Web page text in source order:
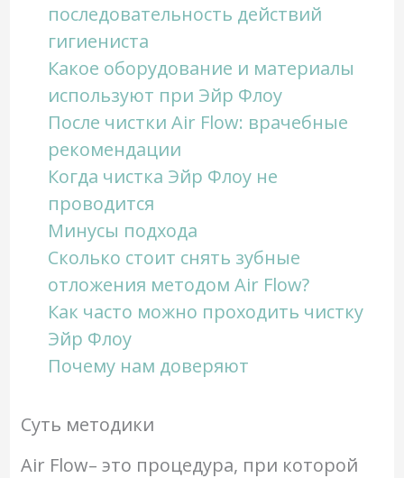
последовательность действий
гигиениста
Какое оборудование и материалы
используют при Эйр Флоу
После чистки Air Flow: врачебные
рекомендации
Когда чистка Эйр Флоу не
проводится
Минусы подхода
Сколько стоит снять зубные
отложения методом Air Flow?
Как часто можно проходить чистку
Эйр Флоу
Почему нам доверяют
Суть методики
Air Flow– это процедура, при которой